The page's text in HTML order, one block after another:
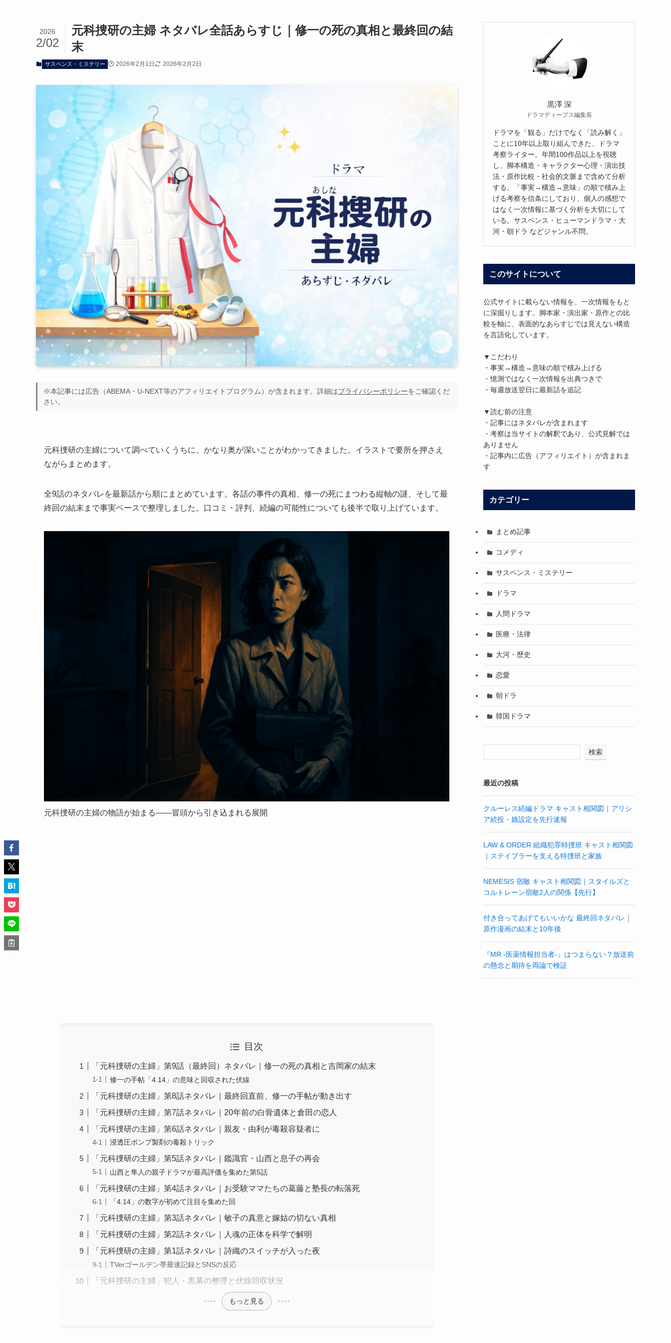
元科捜研の主婦 ネタバレ全話あらすじ｜修一の死の真相と最終回の結
末
2026
2/02
サスペンス・ミステリー 2026年2月1日 2026年2月2日
※本記事には広告（ABEMA・U-NEXT等のアフィリエイトプログラム）が含まれます。詳細はプライバシーポリシーをご確認くだ
さい。
元科捜研の主婦について調べていくうちに、かなり奥が深いことがわかってきました。イラストで要所を押さえ
ながらまとめます。
全9話のネタバレを最新話から順にまとめています。各話の事件の真相、修一の死にまつわる縦軸の謎、そして最
終回の結末まで事実ベースで整理しました。口コミ・評判、続編の可能性についても後半で取り上げています。
元科捜研の主婦の物語が始まる——冒頭から引き込まれる展開
目次
「元科捜研の主婦」第9話（最終回）ネタバレ｜修一の死の真相と吉岡家の結末
修一の手帖「4.14」の意味と回収された伏線
「元科捜研の主婦」第8話ネタバレ｜最終回直前、修一の手帖が動き出す
「元科捜研の主婦」第7話ネタバレ｜20年前の白骨遺体と倉田の恋人
「元科捜研の主婦」第6話ネタバレ｜親友・由利が毒殺容疑者に
浸透圧ポンプ製剤の毒殺トリック
「元科捜研の主婦」第5話ネタバレ｜鑑識官・山西と息子の再会
山西と隼人の親子ドラマが最高評価を集めた第5話
「元科捜研の主婦」第4話ネタバレ｜お受験ママたちの葛藤と塾長の転落死
「4.14」の数字が初めて注目を集めた回
「元科捜研の主婦」第3話ネタバレ｜敏子の真意と嫁姑の切ない真相
「元科捜研の主婦」第2話ネタバレ｜人魂の正体を科学で解明
「元科捜研の主婦」第1話ネタバレ｜詩織のスイッチが入った夜
TVerゴールデン帯最速記録とSNSの反応
「元科捜研の主婦」犯人・黒幕の整理と伏線回収状況
もっと見る
黒澤 深
ドラマディープス編集長
ドラマを「観る」だけでなく「読み解く」
ことに10年以上取り組んできた、ドラマ
考察ライター。年間100作品以上を視聴
し、脚本構造・キャラクター心理・演出技
法・原作比較・社会的文脈まで含めて分析
する。「事実→構造→意味」の順で積み上
げる考察を信条にしており、個人の感想で
はなく一次情報に基づく分析を大切にして
いる。サスペンス・ヒューマンドラマ・大
河・朝ドラ などジャンル不問。
このサイトについて
公式サイトに載らない情報を、一次情報をもと
に深掘りします。脚本家・演出家・原作との比
較を軸に、表面的なあらすじでは見えない構造
を言語化しています。
▼こだわり
・事実→構造→意味の順で積み上げる
・憶測ではなく一次情報を出典つきで
・毎週放送翌日に最新話を追記
▼読む前の注意
・記事にはネタバレが含まれます
・考察は当サイトの解釈であり、公式見解では
ありません
・記事内に広告（アフィリエイト）が含まれま
す
カテゴリー
まとめ記事
コメディ
サスペンス・ミステリー
ドラマ
人間ドラマ
医療・法律
大河・歴史
恋愛
朝ドラ
韓国ドラマ
検索
最近の投稿
クルーレス続編ドラマ キャスト相関図｜アリシ
ア続投・娘設定を先行速報
LAW & ORDER 組織犯罪特捜班 キャスト相関図
｜ステイブラーを支える特捜班と家族
NEMESIS 宿敵 キャスト相関図｜スタイルズと
コルトレーン宿敵2人の関係【先行】
付き合ってあげてもいいかな 最終回ネタバレ｜
原作漫画の結末と10年後
『MR -医薬情報担当者-』はつまらない？放送前
の懸念と期待を両論で検証